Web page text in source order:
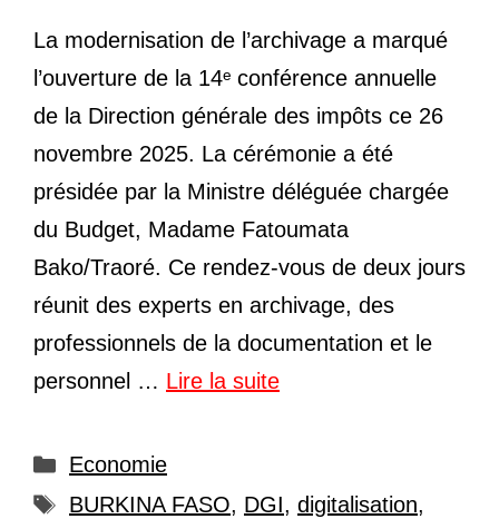
La modernisation de l’archivage a marqué
l’ouverture de la 14ᵉ conférence annuelle
de la Direction générale des impôts ce 26
novembre 2025. La cérémonie a été
présidée par la Ministre déléguée chargée
du Budget, Madame Fatoumata
Bako/Traoré. Ce rendez-vous de deux jours
réunit des experts en archivage, des
professionnels de la documentation et le
personnel … Lire la suite
Catégories
Economie
Étiquettes
BURKINA FASO, DGI, digitalisation,